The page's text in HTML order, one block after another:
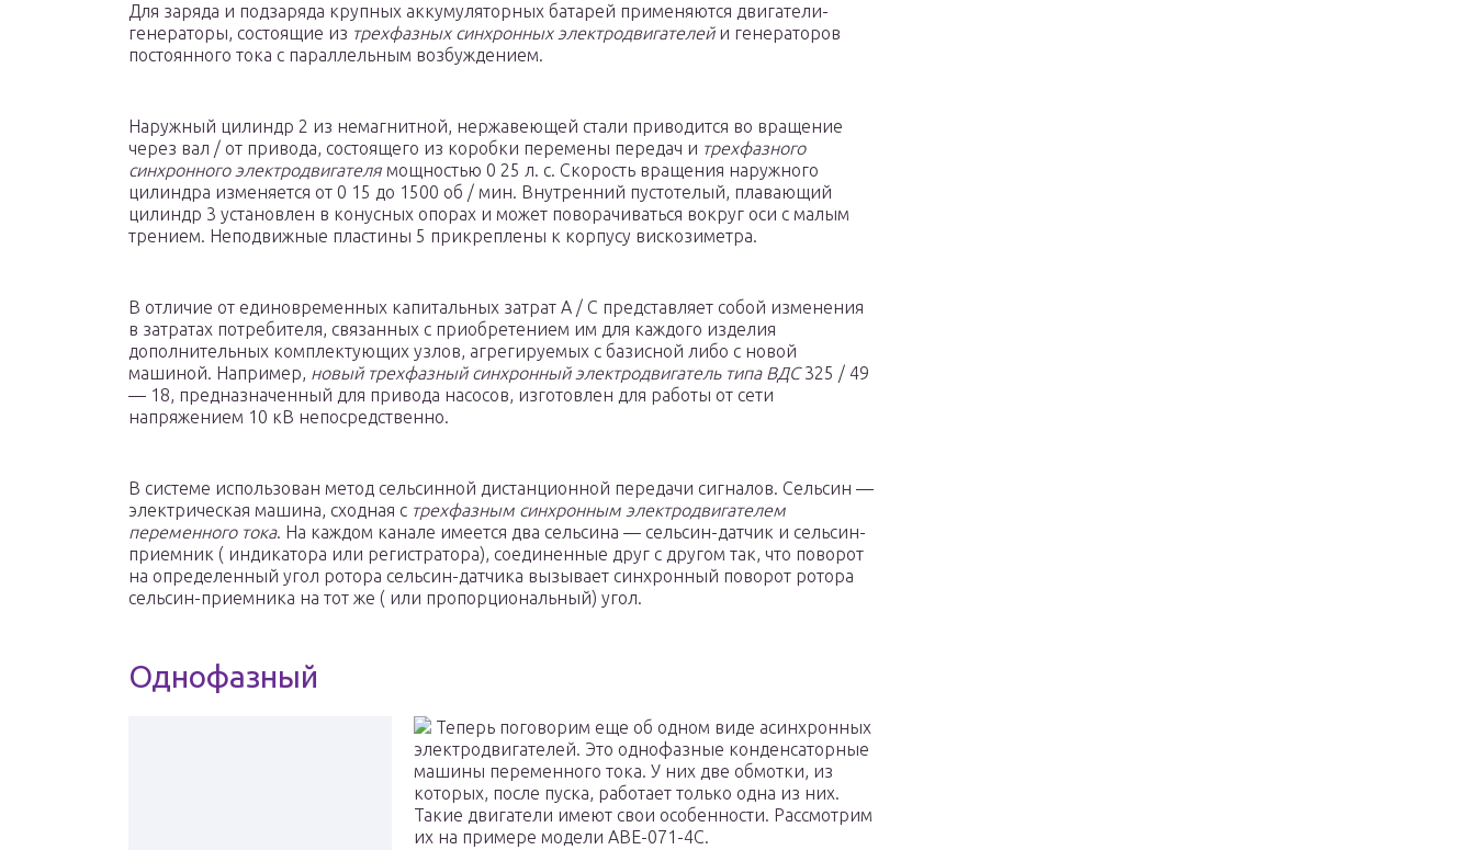
Для заряда и подзаряда крупных аккумуляторных батарей применяются двигатели-
генераторы, состоящие из трехфазных синхронных электродвигателейи генераторов
постоянного тока с параллельным возбуждением.
Наружный цилиндр 2 из немагнитной, нержавеющей стали приводится во вращение
через вал / от привода, состоящего из коробки перемены передач и трехфазного
синхронного электродвигателя мощностью 0 25 л. с. Скорость вращения наружного
цилиндра изменяется от 0 15 до 1500 об / мин. Внутренний пустотелый, плавающий
цилиндр 3 установлен в конусных опорах и может поворачиваться вокруг оси с малым
трением. Неподвижные пластины 5 прикреплены к корпусу вискозиметра.
В отличие от единовременных капитальных затрат А / С представляет собой изменения
в затратах потребителя, связанных с приобретением им для каждого изделия
дополнительных комплектующих узлов, агрегируемых с базисной либо с новой
машиной. Например, новый трехфазный синхронный электродвигатель типа ВДС325 / 49
— 18, предназначенный для привода насосов, изготовлен для работы от сети
напряжением 10 кВ непосредственно.
В системе использован метод сельсинной дистанционной передачи сигналов. Сельсин —
электрическая машина, сходная с трехфазным синхронным электродвигателем
переменного тока. На каждом канале имеется два сельсина — сельсин-датчик и сельсин-
приемник ( индикатора или регистратора), соединенные друг с другом так, что поворот
на определенный угол ротора сельсин-датчика вызывает синхронный поворот ротора
сельсин-приемника на тот же ( или пропорциональный) угол.
Однофазный
Теперь поговорим еще об одном виде асинхронных
электродвигателей. Это однофазные конденсаторные
машины переменного тока. У них две обмотки, из
которых, после пуска, работает только одна из них.
Такие двигатели имеют свои особенности. Рассмотрим
их на примере модели АВЕ-071-4С.